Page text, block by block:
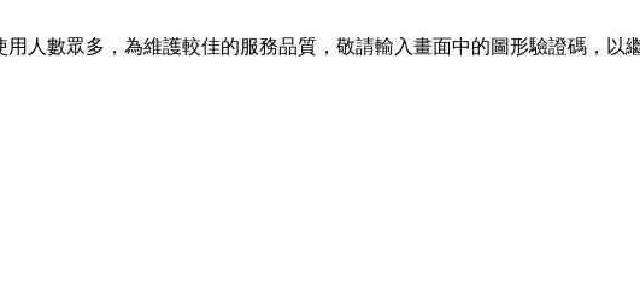
人數眾多，為維護較佳的服務品質，敬請輸入畫面中的圖形驗證碼，以